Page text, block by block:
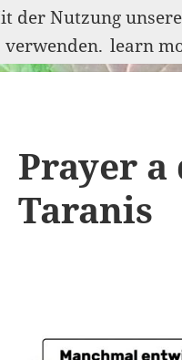
Prayer a
Taranis
der Nutzung
verwenden. learn